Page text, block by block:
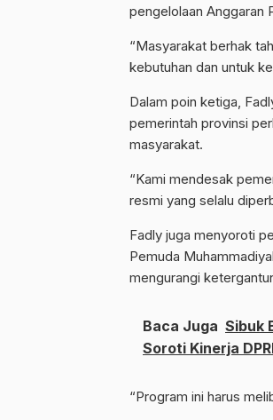
pengelolaan Anggaran
“Masyarakat berhak
kebutuhan dan untuk
Dalam poin ketiga,
pemerintah provinsi
masyarakat.
“Kami mendesak
resmi yang selalu
Fadly juga menyoroti
Pemuda
mengurangi
Baca Juga Sibuk
Soroti Kinerja
“Program ini harus